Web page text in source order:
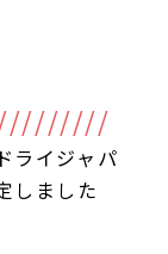
/////////
ライジャパ
しました